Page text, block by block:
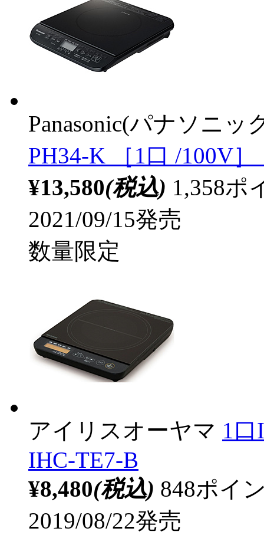
Panasonic(パナソニッ
PH34-K ［1口 /100V］
¥13,580(税込) 1,358ポ
2021/09/15発売
数量限定
アイリスオーヤマ 1
IHC-TE7-B
¥8,480(税込) 848ポイ
2019/08/22発売